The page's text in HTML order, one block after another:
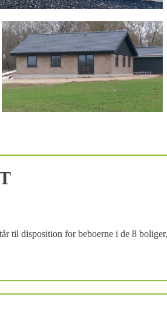
til disposition for beboerne i de 8